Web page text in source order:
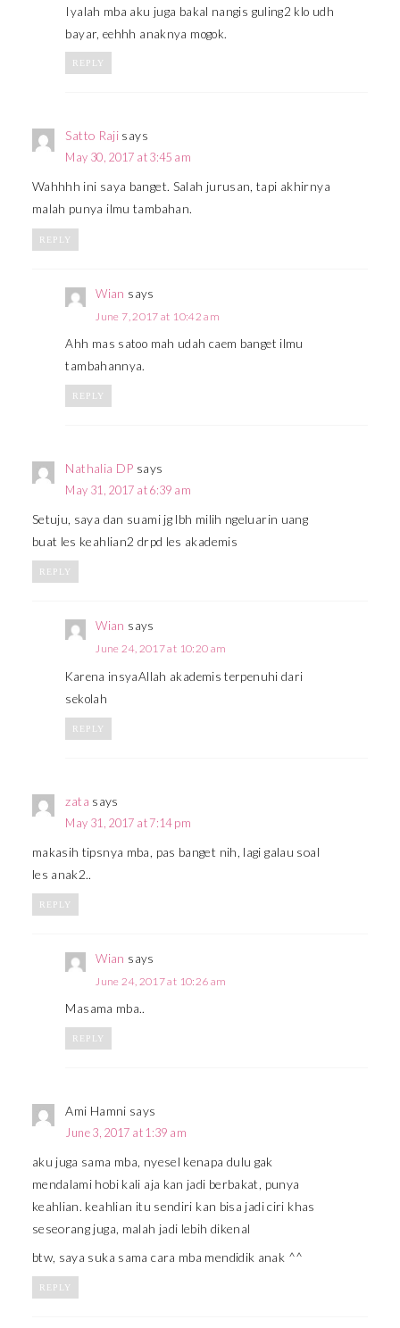
Iyalah mba aku juga bakal nangis guling2 klo udh
bayar, eehhh anaknya mogok.
REPLY
Satto Raji says
May 30, 2017 at 3:45 am
Wahhhh ini saya banget. Salah jurusan, tapi akhirnya
malah punya ilmu tambahan.
REPLY
Wian says
June 7, 2017 at 10:42 am
Ahh mas satoo mah udah caem banget ilmu
tambahannya.
REPLY
Nathalia DP says
May 31, 2017 at 6:39 am
Setuju, saya dan suami jg lbh milih ngeluarin uang
buat les keahlian2 drpd les akademis
REPLY
Wian says
June 24, 2017 at 10:20 am
Karena insyaAllah akademis terpenuhi dari
sekolah
REPLY
zata says
May 31, 2017 at 7:14 pm
makasih tipsnya mba, pas banget nih, lagi galau soal
les anak2..
REPLY
Wian says
June 24, 2017 at 10:26 am
Masama mba..
REPLY
Ami Hamni says
June 3, 2017 at 1:39 am
aku juga sama mba, nyesel kenapa dulu gak
mendalami hobi kali aja kan jadi berbakat, punya
keahlian. keahlian itu sendiri kan bisa jadi ciri khas
seseorang juga, malah jadi lebih dikenal
btw, saya suka sama cara mba mendidik anak ^^
REPLY